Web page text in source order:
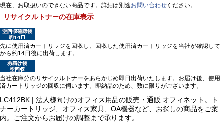
現在、お取扱いのできない商品です。詳細は別途お問い合わせ ください。
リサイクルトナーの在庫表示
先に使用済カートリッジを回収し、回収した使用済カートリッジを当社が確認して
から約14日後に出荷します。
当社在庫分のリサイクルトナーをあらかじめ即日出荷いたします。お届け後、使用
済カートリッジの回収に伺います。即納品のため、数に限りがございます。
LC412BK | 法人様向けのオフィス用品の販売・通販 オフィネット。ト
ナーカートリッジ、オフィス家具、OA機器など、お探しの商品をご案
内。ご注文からお届けの調整まで承ります。